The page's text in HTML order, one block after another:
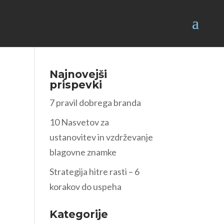
Najnovejši
prispevki
7 pravil dobrega branda
10 Nasvetov za
ustanovitev in vzdrževanje
blagovne znamke
Strategija hitre rasti – 6
korakov do uspeha
Kategorije